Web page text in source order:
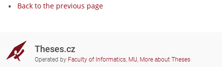
Back to the previous page
Theses.cz
Operated by Faculty of Informatics, MU, More about Theses